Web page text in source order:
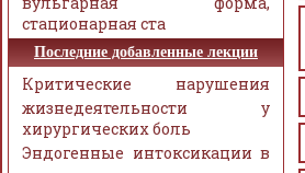
стационарная ста
Последние добавленные лекции
Критические нарушения
жизнедеятельности у
хирургических боль
Эндогенные интоксикации в